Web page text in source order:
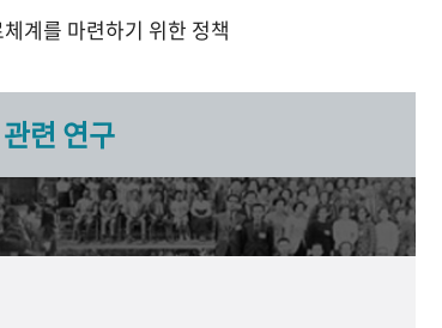
계를 마련하기 위한 정책
관련 연구